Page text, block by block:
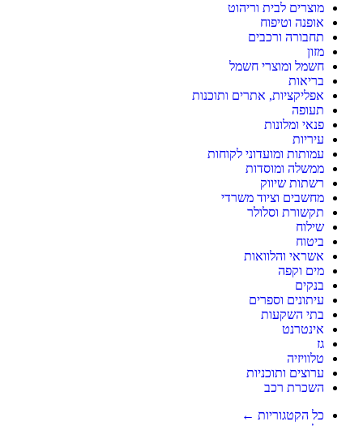
מוצרים לבית וריהוט
אופנה וטיפוח
תחבורה ורכבים
מזון
חשמל ומוצרי חשמל
בריאות
אפליקציות, אתרים ותוכנות
תעופה
פנאי ומלונות
עיריות
עמותות ומועדוני לקוחות
ממשלה ומוסדות
רשתות שיווק
מחשבים וציוד משרדי
תקשורת וסלולר
שילוח
ביטוח
אשראי והלוואות
מים וקפה
בנקים
עיתונים וספרים
בתי השקעות
אינטרנט
גז
טלוויזיה
ערוצים ותוכניות
השכרת רכב
כל הקטגוריות ←